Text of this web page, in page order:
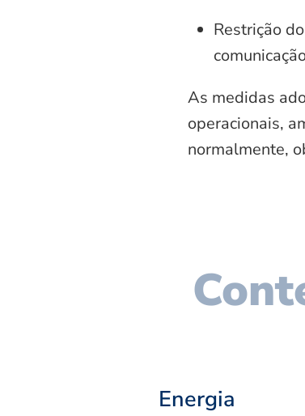
Restrição
As medidas
operacionais,
normalmente,
Energia